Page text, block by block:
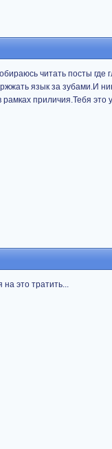
читать посты где
язык за зубами.И
приличия.Тебя это
это тратить...